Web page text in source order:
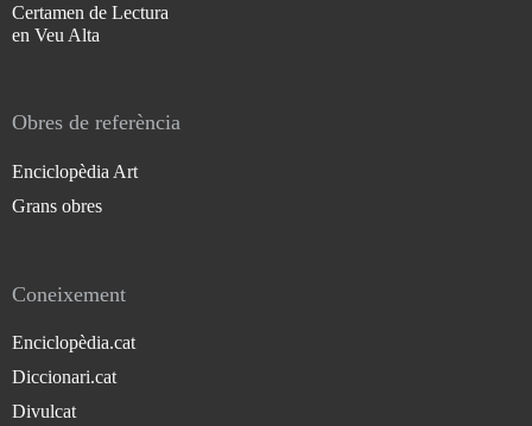
Certamen de Lectura
en Veu Alta
Obres de referència
Enciclopèdia Art
Grans obres
Coneixement
Enciclopèdia.cat
Diccionari.cat
Divulcat